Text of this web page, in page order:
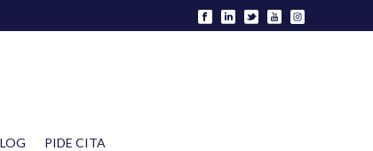
PIDE CITA